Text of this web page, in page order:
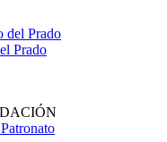
Prado